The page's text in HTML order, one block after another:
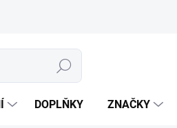
Hledat
DOPLŇKY ZNAČKY